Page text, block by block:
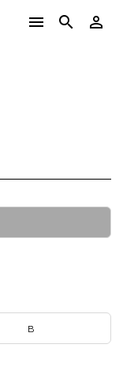
menu search person_outline
B